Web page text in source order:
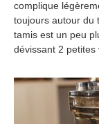
complique
toujours autour du
tamis est un peu
dévissant 2 petites